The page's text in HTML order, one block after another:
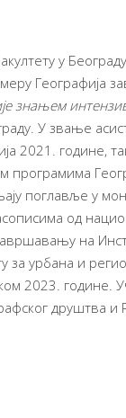
у
Географија
знањем
У звање
2021. године,
програмима
поглавље у
од
на
за урбана и
2023.
друштва и